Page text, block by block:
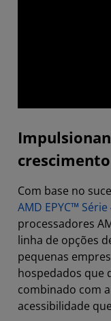
Com base no
AMD EPYC™ Série
processadores
linha de opções
pequenas
hospedados que
combinado com
acessibilidade